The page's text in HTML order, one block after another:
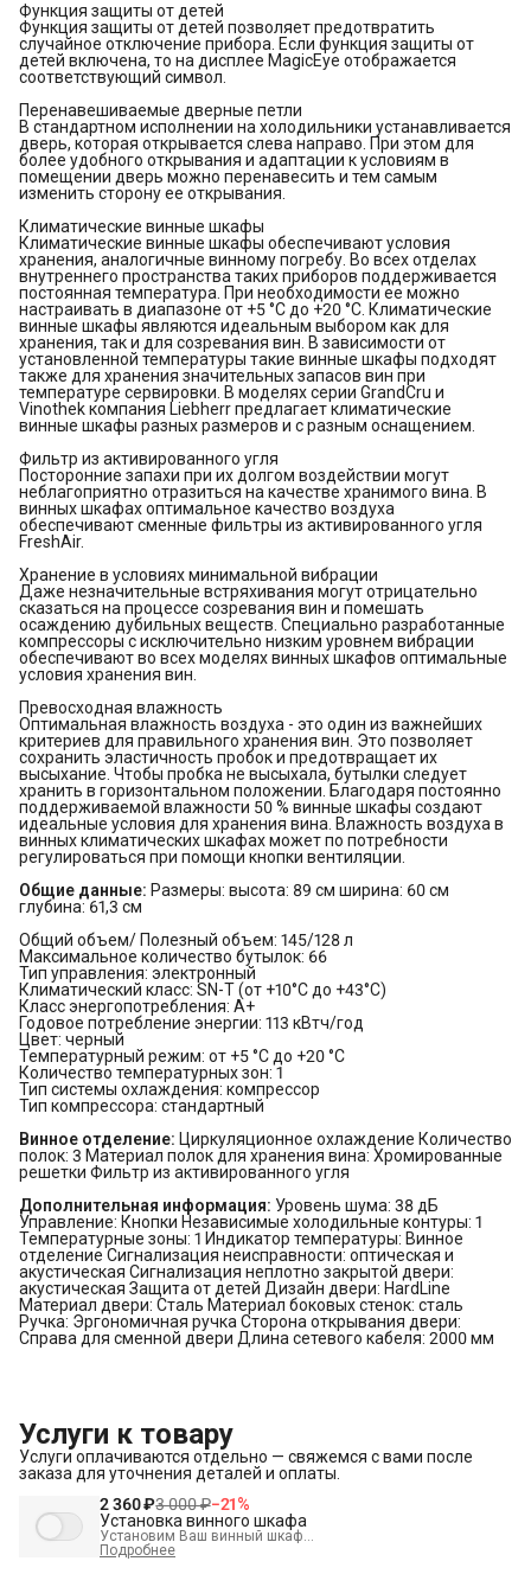
Функция защиты от детей
Функция защиты от детей позволяет предотвратить
случайное отключение прибора. Если функция защиты от
детей включена, то на дисплее MagicEye отображается
соответствующий символ.
Перенавешиваемые дверные петли
В стандартном исполнении на холодильники устанавливается
дверь, которая открывается слева направо. При этом для
более удобного открывания и адаптации к условиям в
помещении дверь можно перенавесить и тем самым
изменить сторону ее открывания.
Климатические винные шкафы
Климатические винные шкафы обеспечивают условия
хранения, аналогичные винному погребу. Во всех отделах
внутреннего пространства таких приборов поддерживается
постоянная температура. При необходимости ее можно
настраивать в диапазоне от +5 °C до +20 °C. Климатические
винные шкафы являются идеальным выбором как для
хранения, так и для созревания вин. В зависимости от
установленной температуры такие винные шкафы подходят
также для хранения значительных запасов вин при
температуре сервировки. В моделях серии GrandCru и
Vinothek компания Liebherr предлагает климатические
винные шкафы разных размеров и с разным оснащением.
Фильтр из активированного угля
Посторонние запахи при их долгом воздействии могут
неблагоприятно отразиться на качестве хранимого вина. В
винных шкафах оптимальное качество воздуха
обеспечивают сменные фильтры из активированного угля
FreshAir.
Хранение в условиях минимальной вибрации
Даже незначительные встряхивания могут отрицательно
сказаться на процессе созревания вин и помешать
осаждению дубильных веществ. Специально разработанные
компрессоры с исключительно низким уровнем вибрации
обеспечивают во всех моделях винных шкафов оптимальные
условия хранения вин.
Превосходная влажность
Оптимальная влажность воздуха - это один из важнейших
критериев для правильного хранения вин. Это позволяет
сохранить эластичность пробок и предотвращает их
высыхание. Чтобы пробка не высыхала, бутылки следует
хранить в горизонтальном положении. Благодаря постоянно
поддерживаемой влажности 50 % винные шкафы создают
идеальные условия для хранения вина. Влажность воздуха в
винных климатических шкафах может по потребности
регулироваться при помощи кнопки вентиляции.
Общие данные: Размеры: высота: 89 см ширина: 60 см
глубина: 61,3 см
Общий объем/ Полезный объем: 145/128 л
Максимальное количество бутылок: 66
Тип управления: электронный
Климатический класс: SN-T (от +10°С до +43°С)
Класс энергопотребления: A+
Годовое потребление энергии: 113 кВтч/год
Цвет: черный
Температурный режим: от +5 °C до +20 °C
Количество температурных зон: 1
Тип системы охлаждения: компрессор
Тип компрессора: стандартный
Винное отделение: Циркуляционное охлаждение Количество
полок: 3 Материал полок для хранения вина: Хромированные
решетки Фильтр из активированного угля
Дополнительная информация: Уровень шума: 38 дБ
Управление: Кнопки Независимые холодильные контуры: 1
Температурные зоны: 1 Индикатор температуры: Винное
отделение Сигнализация неисправности: оптическая и
акустическая Сигнализация неплотно закрытой двери:
акустическая Защита от детей Дизайн двери: HardLine
Материал двери: Сталь Материал боковых стенок: сталь
Ручка: Эргономичная ручка Сторона открывания двери:
Справа для сменной двери Длина сетевого кабеля: 2000 мм
Услуги к товару
Услуги оплачиваются отдельно — свяжемся с вами после
заказа для уточнения деталей и оплаты.
2 360 ₽3 000 ₽−21%
Установка винного шкафа
Установим Ваш винный шкаф
В стоимость входит:
Подробнее